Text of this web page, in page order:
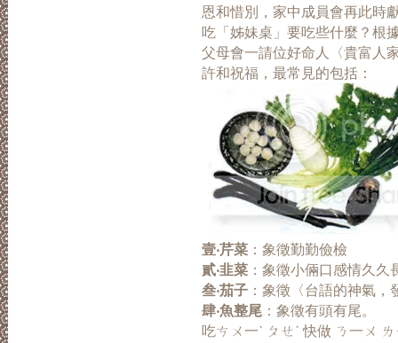
恩和惜別，家中成員會再此時
吃「姊妹桌」要吃些什麼？根
父母會一請位好命人〈貴富人
許和祝福，最常見的包括：
壹‧芹菜 ：象徵勤勤儉檢
貳‧韭菜 ：象徵小倆口感情久久
叁‧茄子 ：象徵〈台語的神氣，
肆‧魚整尾 ：象徵有頭有尾。
吃ㄘㄨ一ˋ ㄆㄝˋ 快做 ㄋ一ㄨ